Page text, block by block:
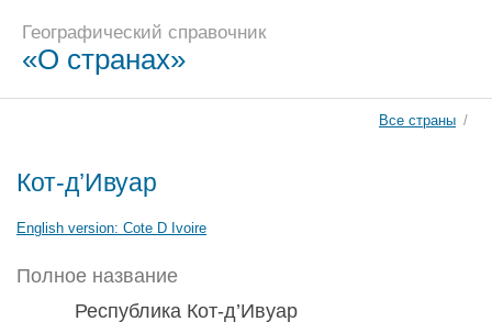
Географический справочник
«О странах»
Все страны /
Кот-д’Ивуар
English version: Cote D Ivoire
Полное название
Республика Кот-д’Ивуар